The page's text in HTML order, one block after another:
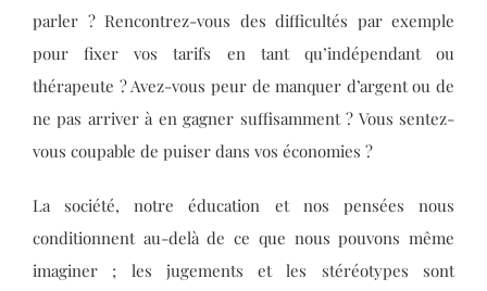
parler ? Rencontrez-vous des difficultés par exemple
pour fixer vos tarifs en tant qu’indépendant ou
thérapeute ? Avez-vous peur de manquer d’argent ou de
ne pas arriver à en gagner suffisamment ? Vous sentez-
vous coupable de puiser dans vos économies ?
La société, notre éducation et nos pensées nous
conditionnent au-delà de ce que nous pouvons même
imaginer ; les jugements et les stéréotypes sont